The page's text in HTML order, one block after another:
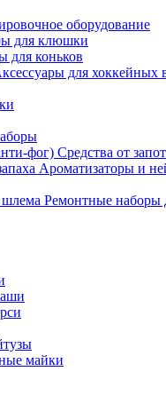
оборудование
для клюшки
для коньков
для хоккейных
Средства от
Ароматизаторы и
Ремонтные наборы
майки